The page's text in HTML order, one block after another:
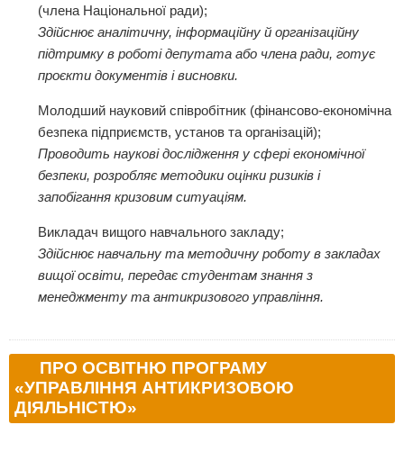
(члена Національної ради);
Здійснює аналітичну, інформаційну й організаційну
підтримку в роботі депутата або члена ради, готує
проєкти документів і висновки.
Молодший науковий співробітник (фінансово-економічна
безпека підприємств, установ та організацій);
Проводить наукові дослідження у сфері економічної
безпеки, розробляє методики оцінки ризиків і
запобігання кризовим ситуаціям.
Викладач вищого навчального закладу;
Здійснює навчальну та методичну роботу в закладах
вищої освіти, передає студентам знання з
менеджменту та антикризового управління.
ПРО ОСВІТНЮ ПРОГРАМУ
«УПРАВЛІННЯ АНТИКРИЗОВОЮ
ДІЯЛЬНІСТЮ»